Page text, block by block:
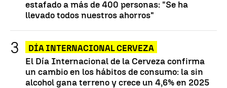
estafado a más de 400 personas: "Se ha
llevado todos nuestros ahorros"
DÍA INTERNACIONAL CERVEZA
El Día Internacional de la Cerveza confirma
un cambio en los hábitos de consumo: la sin
alcohol gana terreno y crece un 4,6% en 2025